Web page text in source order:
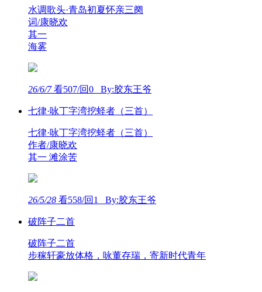
水调歌头·青岛初夏怀亲三阕
词/康晓欢
其一
海雾
26/6/7看507/回0 By:胶东王爷
七律·咏丁字湾挖蛏者（三首）
七律·咏丁字湾挖蛏者（三首）
作者/康晓欢
其一 滩涂苦
26/5/28 看558/回1 By:胶东王爷
破阵子二首
破阵子二首
步稼轩豪放体格，咏董存瑞，寄新时代青年